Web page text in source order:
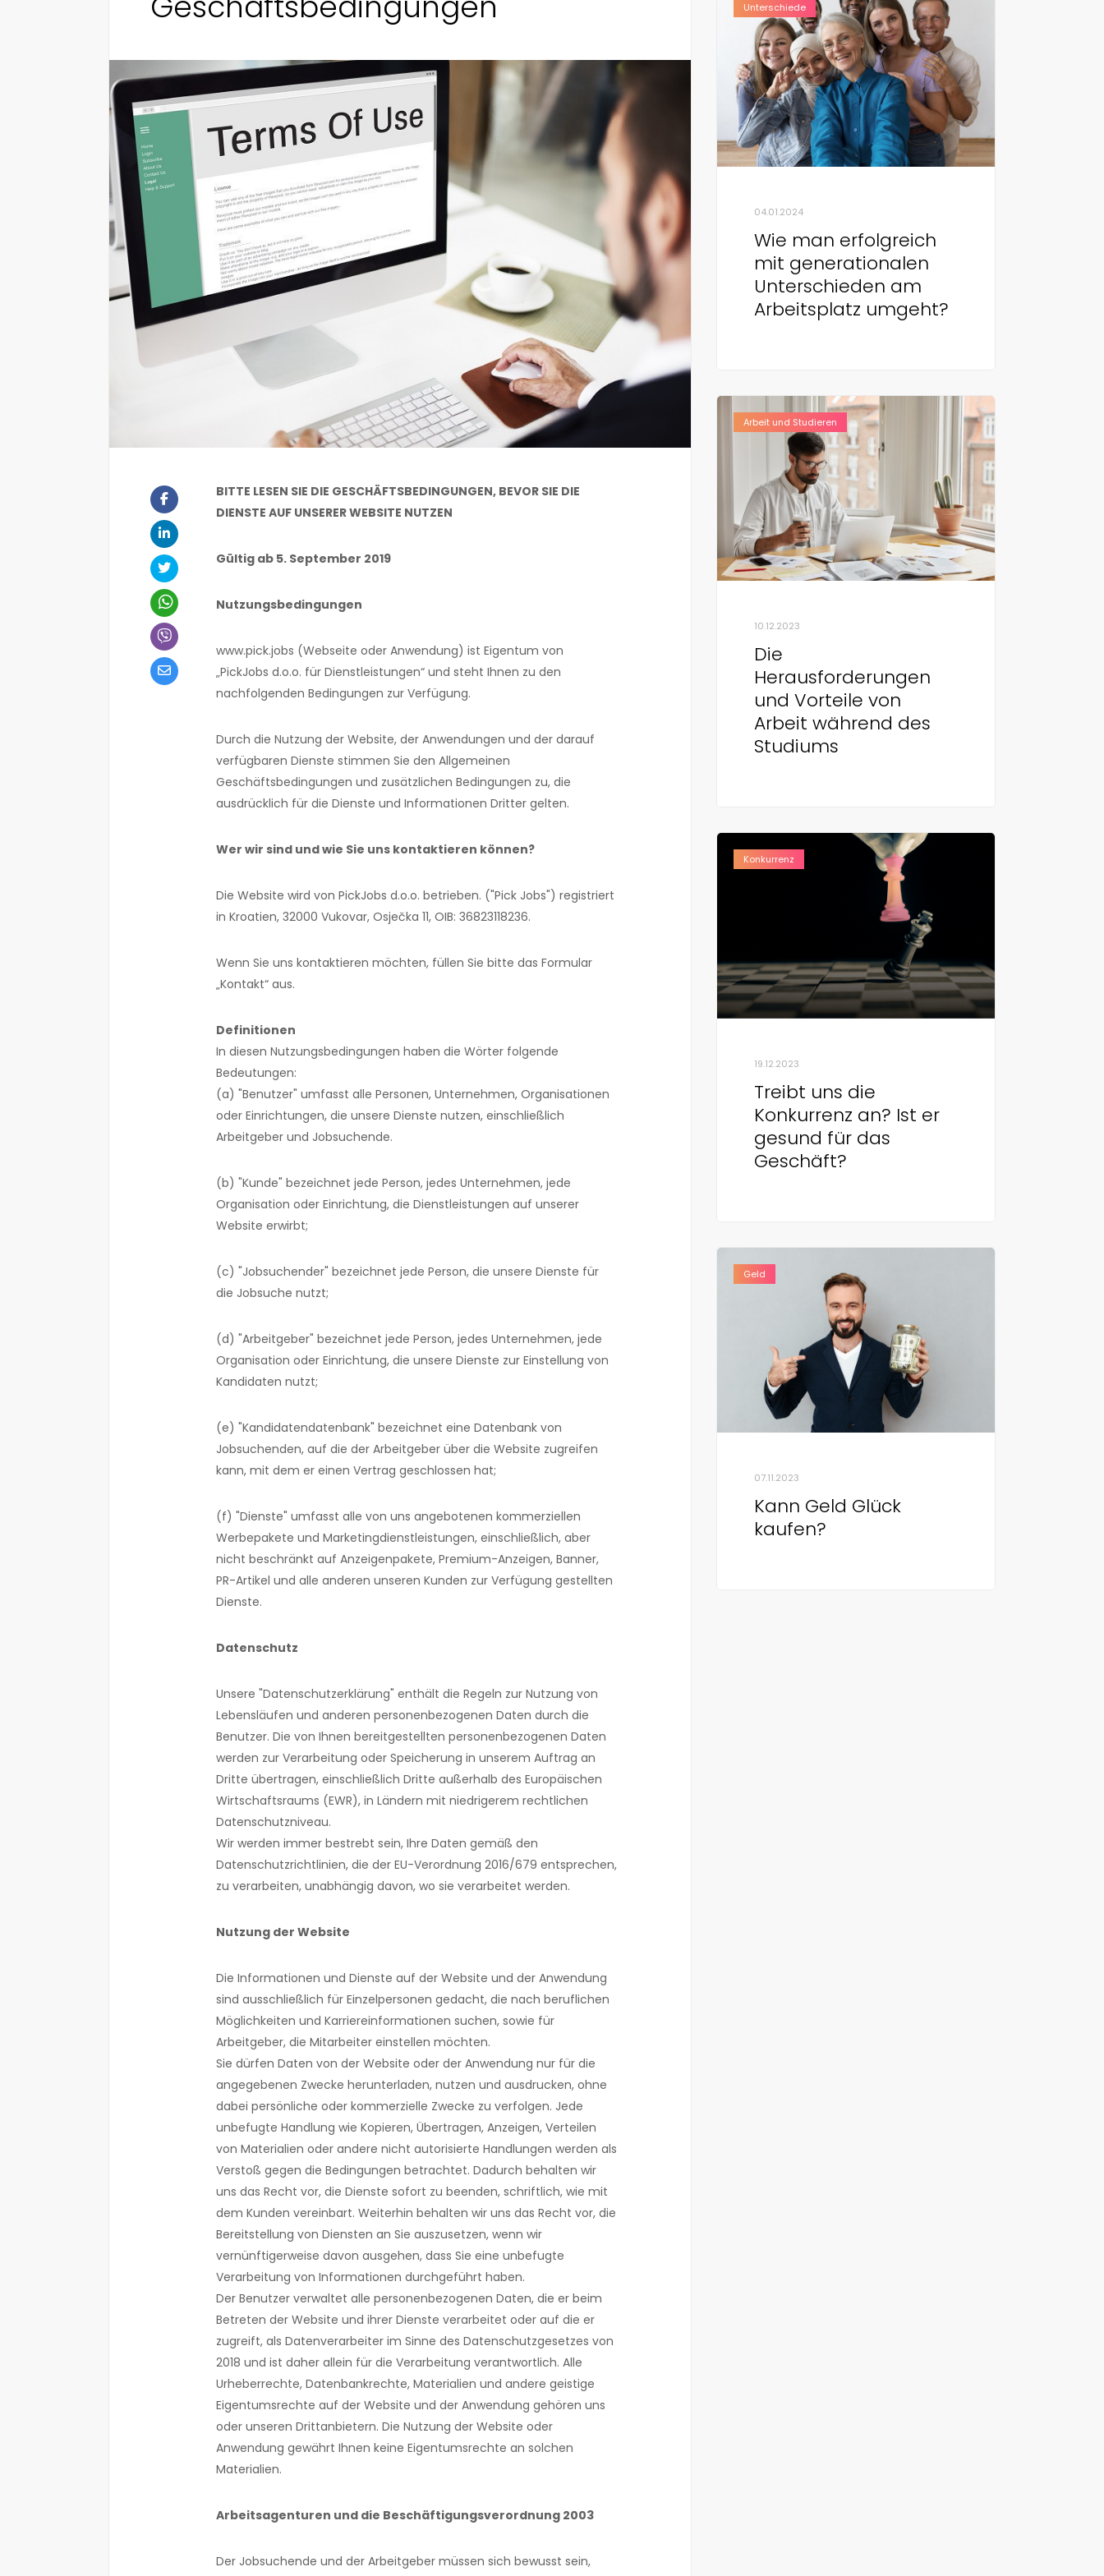
BITTE LESEN SIE DIE GESCHÄFTSBEDINGUNGEN, BEVOR SIE DIE
DIENSTE AUF UNSERER WEBSITE NUTZEN
Gültig ab 5. September 2019
Nutzungsbedingungen
www.pick.jobs (Webseite oder Anwendung) ist Eigentum von
„PickJobs d.o.o. für Dienstleistungen“ und steht Ihnen zu den
nachfolgenden Bedingungen zur Verfügung.
Durch die Nutzung der Website, der Anwendungen und der darauf
verfügbaren Dienste stimmen Sie den Allgemeinen
Geschäftsbedingungen und zusätzlichen Bedingungen zu, die
ausdrücklich für die Dienste und Informationen Dritter gelten.
Wer wir sind und wie Sie uns kontaktieren können?
Die Website wird von PickJobs d.o.o. betrieben. ("Pick Jobs") registriert
in Kroatien, 32000 Vukovar, Osječka 11, OIB: 36823118236.
Wenn Sie uns kontaktieren möchten, füllen Sie bitte das Formular
„Kontakt“ aus.
Definitionen
In diesen Nutzungsbedingungen haben die Wörter folgende
Bedeutungen:
(a) "Benutzer" umfasst alle Personen, Unternehmen, Organisationen
oder Einrichtungen, die unsere Dienste nutzen, einschließlich
Arbeitgeber und Jobsuchende.
(b) "Kunde" bezeichnet jede Person, jedes Unternehmen, jede
Organisation oder Einrichtung, die Dienstleistungen auf unserer
Website erwirbt;
(c) "Jobsuchender" bezeichnet jede Person, die unsere Dienste für
die Jobsuche nutzt;
(d) "Arbeitgeber" bezeichnet jede Person, jedes Unternehmen, jede
Organisation oder Einrichtung, die unsere Dienste zur Einstellung von
Kandidaten nutzt;
(e) "Kandidatendatenbank" bezeichnet eine Datenbank von
Jobsuchenden, auf die der Arbeitgeber über die Website zugreifen
kann, mit dem er einen Vertrag geschlossen hat;
(f) "Dienste" umfasst alle von uns angebotenen kommerziellen
Werbepakete und Marketingdienstleistungen, einschließlich, aber
nicht beschränkt auf Anzeigenpakete, Premium-Anzeigen, Banner,
PR-Artikel und alle anderen unseren Kunden zur Verfügung gestellten
Dienste.
Datenschutz
Unsere "Datenschutzerklärung" enthält die Regeln zur Nutzung von
Lebensläufen und anderen personenbezogenen Daten durch die
Benutzer. Die von Ihnen bereitgestellten personenbezogenen Daten
werden zur Verarbeitung oder Speicherung in unserem Auftrag an
Dritte übertragen, einschließlich Dritte außerhalb des Europäischen
Wirtschaftsraums (EWR), in Ländern mit niedrigerem rechtlichen
Datenschutzniveau.
Wir werden immer bestrebt sein, Ihre Daten gemäß den
Datenschutzrichtlinien, die der EU-Verordnung 2016/679 entsprechen,
zu verarbeiten, unabhängig davon, wo sie verarbeitet werden.
Nutzung der Website
Die Informationen und Dienste auf der Website und der Anwendung
sind ausschließlich für Einzelpersonen gedacht, die nach beruflichen
Möglichkeiten und Karriereinformationen suchen, sowie für
Arbeitgeber, die Mitarbeiter einstellen möchten.
Sie dürfen Daten von der Website oder der Anwendung nur für die
angegebenen Zwecke herunterladen, nutzen und ausdrucken, ohne
dabei persönliche oder kommerzielle Zwecke zu verfolgen. Jede
unbefugte Handlung wie Kopieren, Übertragen, Anzeigen, Verteilen
von Materialien oder andere nicht autorisierte Handlungen werden als
Verstoß gegen die Bedingungen betrachtet. Dadurch behalten wir
uns das Recht vor, die Dienste sofort zu beenden, schriftlich, wie mit
dem Kunden vereinbart. Weiterhin behalten wir uns das Recht vor, die
Bereitstellung von Diensten an Sie auszusetzen, wenn wir
vernünftigerweise davon ausgehen, dass Sie eine unbefugte
Verarbeitung von Informationen durchgeführt haben.
Der Benutzer verwaltet alle personenbezogenen Daten, die er beim
Betreten der Website und ihrer Dienste verarbeitet oder auf die er
zugreift, als Datenverarbeiter im Sinne des Datenschutzgesetzes von
2018 und ist daher allein für die Verarbeitung verantwortlich. Alle
Urheberrechte, Datenbankrechte, Materialien und andere geistige
Eigentumsrechte auf der Website und der Anwendung gehören uns
oder unseren Drittanbietern. Die Nutzung der Website oder
Anwendung gewährt Ihnen keine Eigentumsrechte an solchen
Materialien.
Arbeitsagenturen und die Beschäftigungsverordnung 2003
Der Jobsuchende und der Arbeitgeber müssen sich bewusst sein,
Unterschiede
04.01.2024
Wie man erfolgreich
mit generationalen
Unterschieden am
Arbeitsplatz umgeht?
Arbeit und Studieren
10.12.2023
Die
Herausforderungen
und Vorteile von
Arbeit während des
Studiums
Konkurrenz
19.12.2023
Treibt uns die
Konkurrenz an? Ist er
gesund für das
Geschäft?
Geld
07.11.2023
Kann Geld Glück
kaufen?